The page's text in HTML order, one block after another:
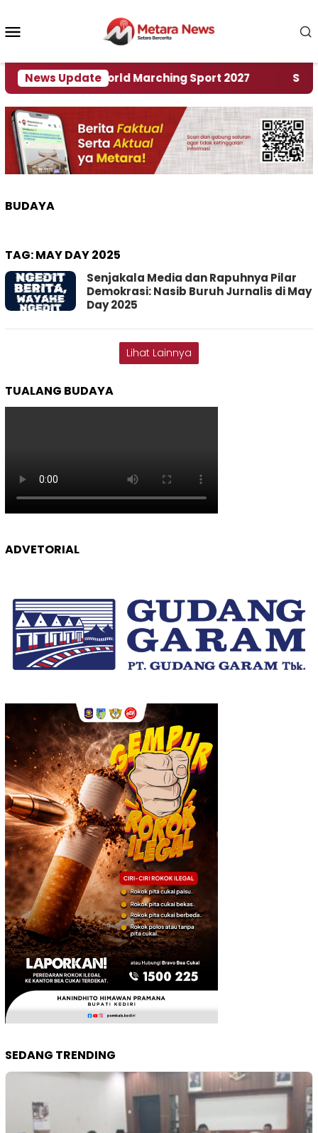
konten
News Update
Rumah World Marching Sport 2027 ‎Soal
BUDAYA
TAG:MAY DAY 2025
Senjakala Media dan Rapuhnya Pilar
Demokrasi: Nasib Buruh Jurnalis di May
Day 2025
Lihat Lainnya
TUALANG BUDAYA
ADVETORIAL
SEDANG TRENDING